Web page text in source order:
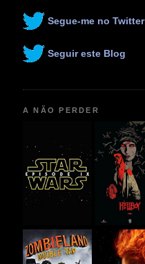
Segue-me no Twitter
Seguir este Blog
A NÃO PERDER